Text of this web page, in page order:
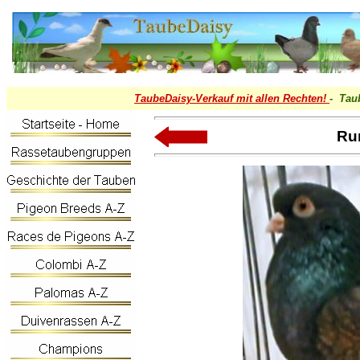
TaubeDaisy-Verkauf mit allen Rechten! -